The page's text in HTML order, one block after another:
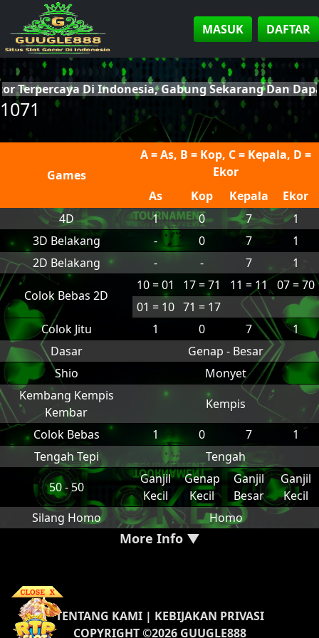
MASUK DAFTAR
Di Indonesia, Gabung Sekarang Dan
1071
Games
A = As, B = Kop, C = Kepala, D =
Ekor
As
Kop Kepala
Ekor
4D
1 0 7
1
3D Belakang
- 0 7
1
2D Belakang
- - 7 1
Colok Bebas 2D
10 = 01 17 = 71 11 = 11
07 = 70
01 = 10 71 = 17
Colok Jitu
1 0 7
1
Dasar
Genap - Besar
Shio
Monyet
Kembang Kempis
Kembar
Kempis
Colok Bebas
1 0 7
1
Tengah Tepi
Tengah
50 - 50
Ganjil
Kecil
Genap
Kecil
Ganjil
Besar
Ganjil
Kecil
Silang Homo
Homo
More Info ▼
TENTANG KAMI| KEBIJAKAN PRIVASI
COPYRIGHT ©2026 GUUGLE888